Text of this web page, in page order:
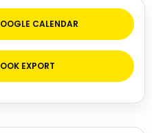
CALENDAR
EXPORT